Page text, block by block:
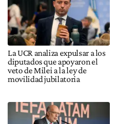
La UCR analiza expulsar a los
diputados que apoyaron el
veto de Milei a la ley de
movilidad jubilatoria